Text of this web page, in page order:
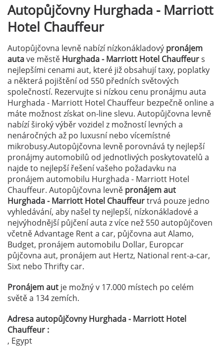
AutopůjčovnyHurghada - Marriott
Hotel Chauffeur
Autopůjčovna levně nabízí nízkonákladový pronájem
autave městě Hurghada - Marriott Hotel Chauffeurs
nejlepšími cenami aut, které již obsahují taxy, poplatky
a některá pojištění od 550 předních světových
společností. Rezervujte si nízkou cenu pronájmu auta
Hurghada - Marriott Hotel Chauffeur bezpečně online a
máte možnost získat on-line slevu. Autopůjčovna levně
nabízí široký výběr vozidel z možností levných a
nenáročných až po luxusní nebo vícemístné
mikrobusy.Autopůjčovna levně porovnává ty nejlepší
pronájmy automobilů od jednotlivých poskytovatelů a
najde to nejlepší řešení vašeho požadavku na
pronájem automobilu Hurghada - Marriott Hotel
Chauffeur. Autopůjčovna levně pronájem aut
Hurghada - Marriott Hotel Chauffeurtrvá pouze jedno
vyhledávání, aby našel ty nejlepší, nízkonákladové a
nejvýhodnější půjčení auta z více než 550 autopůjčoven
včetně Advantage Rent a car, půjčovna aut Alamo,
Budget, pronájem automobilu Dollar, Europcar
půjčovna aut, pronájem aut Hertz, National rent-a-car,
Sixt nebo Thrifty car.
Pronájem aut je možný v 17.000 místech po celém
světě a 134 zemích.
Adresa autopůjčovny Hurghada - Marriott Hotel
Chauffeur :
, Egypt